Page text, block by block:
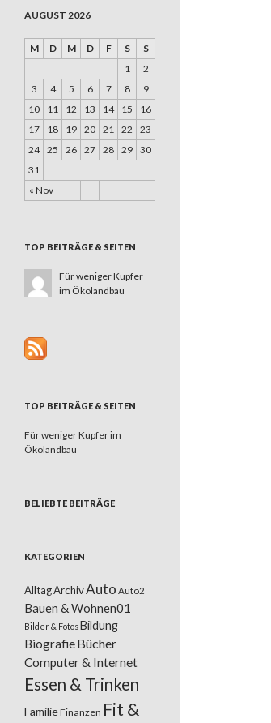
AUGUST 2026
M D M D F S S
« Nov
1
2
3
4 5 6 7 8
9
10
11 12 13 14 15
16
17
18 19 20 21 22
23
24 25 26 27 28 29 30
31
TOP BEITRÄGE & SEITEN
Für weniger Kupfer
im Ökolandbau
TOP BEITRÄGE & SEITEN
Für weniger Kupfer im
Ökolandbau
BELIEBTE BEITRÄGE
KATEGORIEN
AlltagArchivAuto Auto2
Bauen & Wohnen01
Bilder & FotosBildung
BiografieBücher
Computer & Internet
Essen & Trinken
FamilieFinanzen Fit &